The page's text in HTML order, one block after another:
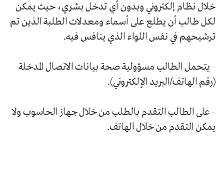
خلال نظام إلكتروني وبدون أي تدخل بشري، حيث يمكن
لكل طالب أن يطلع على أسماء ومعدلات الطلبة الذين تم
ترشيحهم في نفس اللواء الذي ينافس فيه.
- يتحمل الطالب مسؤولية صحة بيانات الاتصال المدخلة
(رقم الهاتف/البريد الإلكتروني).
- على الطالب التقدم بالطلب من خلال جهاز الحاسوب ولا
يمكن التقدم من خلال الهاتف.